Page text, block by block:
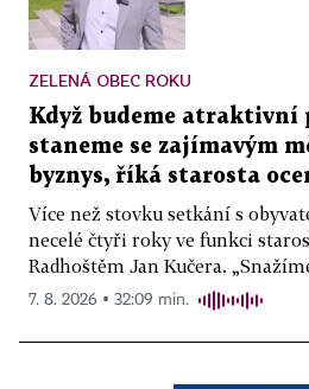
ZELENÁ OBEC ROKU
Když budeme atraktivní
staneme se zajímavým
byznys, říká starosta
Více než stovku setkání s
necelé čtyři roky ve funkci
Radhoštěm Jan Kučera.
7. 8. 2026 ▪ 32:09 min.